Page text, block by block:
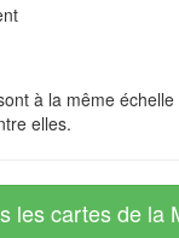
à la même
elles.
les cartes de la